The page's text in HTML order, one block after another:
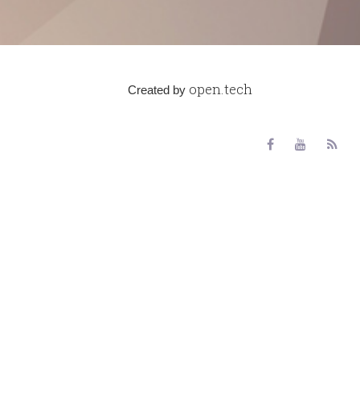
Created by open.tech